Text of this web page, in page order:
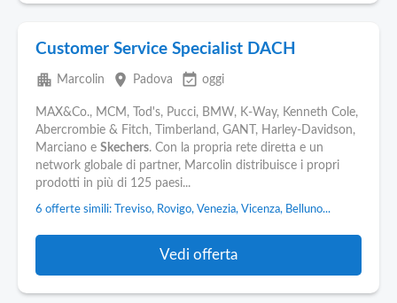
Customer Service Specialist DACH
apartment Marcolin place Padova event_available oggi
MAX&Co., MCM, Tod's, Pucci, BMW, K-Way, Kenneth Cole,
Abercrombie & Fitch, Timberland, GANT, Harley-Davidson,
Marciano e Skechers. Con la propria rete diretta e un
network globale di partner, Marcolin distribuisce i propri
prodotti in più di 125 paesi...
6 offerte simili: Treviso, Rovigo, Venezia, Vicenza, Belluno...
Vedi offerta